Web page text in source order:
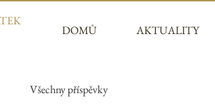
DOMŮ AKTUALITY
Všechny příspěvky